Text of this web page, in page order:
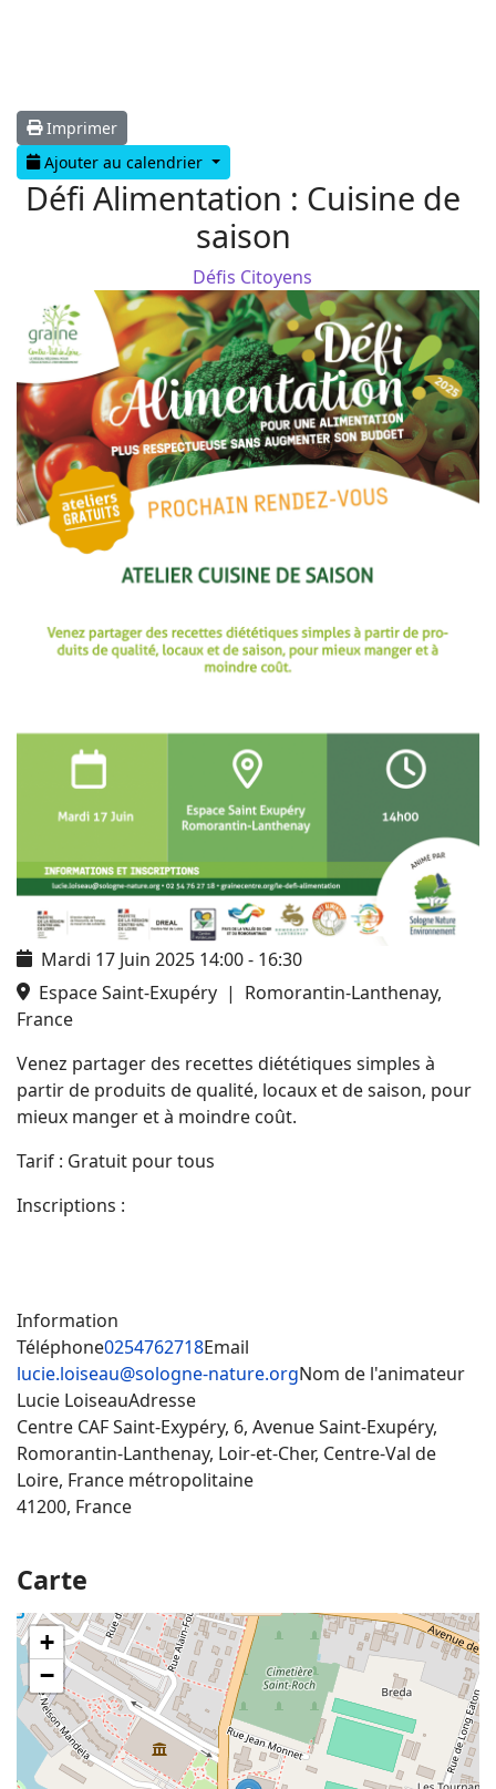
Imprimer
Ajouter au calendrier
Défi Alimentation : Cuisine de
saison
Défis Citoyens
Mardi 17 Juin 2025 14:00- 16:30
Espace Saint-Exupéry | Romorantin-Lanthenay,
France
Venez partager des recettes diététiques simples à
partir de produits de qualité, locaux et de saison, pour
mieux manger et à moindre coût.
Tarif : Gratuit pour tous
Inscriptions :
Information
Téléphone0254762718Email
lucie.loiseau@sologne-nature.orgNom de l'animateur
Lucie LoiseauAdresse
Centre CAF Saint-Exypéry, 6, Avenue Saint-Exupéry,
Romorantin-Lanthenay, Loir-et-Cher, Centre-Val de
Loire, France métropolitaine
41200, France
Carte
+
−